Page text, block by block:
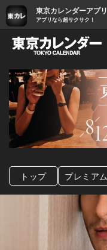
東京カレンダーアプリ
アプリなら超サクサク！
トップ プレミアム